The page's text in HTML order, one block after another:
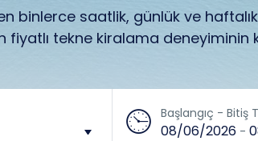
binlerce saatlik, günlük ve
fiyatlı tekne kiralama deneyiminin
Başlangıç - Bitiş
08/06/2026 -